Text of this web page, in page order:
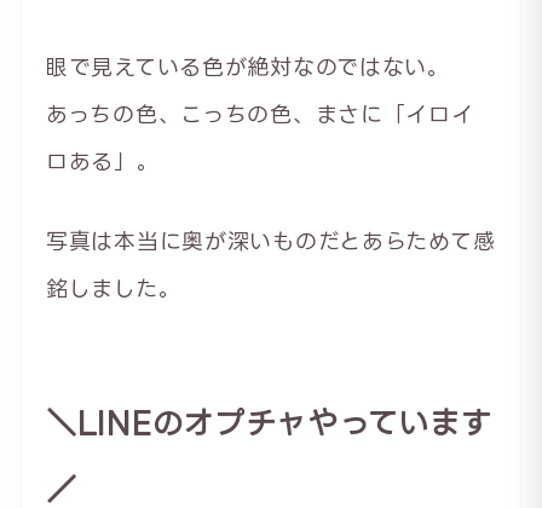
眼で見えている色が絶対なのではない。
あっちの色、こっちの色、まさに「イロイ
ロある」。
写真は本当に奥が深いものだとあらためて感
銘しました。
＼LINEのオプチャやっています
／